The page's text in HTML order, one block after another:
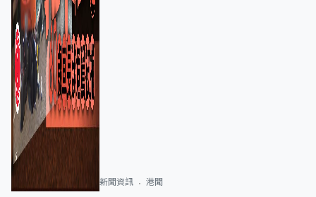
新聞資訊 港聞